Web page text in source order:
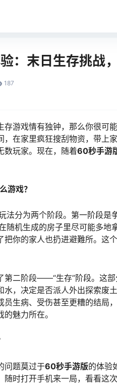
：末日生存挑战
187
存游戏情有独钟，那么你很可
，在家里疯狂搜刮物资，带上
数玩家。现在，随着60秒手游
游戏？
法分为两个阶段。第一阶段是
随机生成的房子里尽可能多地
把你的家人也扔进避難所。这
第二阶段——“生存”阶段。这
水，决定是否派人外出探索废
员生病、受伤甚至更糟的结局
魅力所在。
问题莫过于60秒手游版的体验
时打开手机来一局，看看这